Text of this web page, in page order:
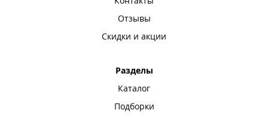
Отзывы
Скидки и акции
Разделы
Каталог
Подборки